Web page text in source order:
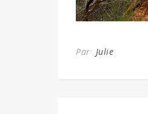
Par Julie